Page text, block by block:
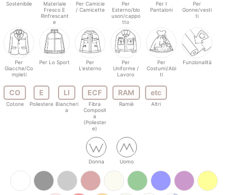
Sostenibile
Materiale
Fresco E
Rinfrescant
e
Per Camicie
/ Camicette
Per
Esterno/blo
uson/cappo
tto
Per I
Pantaloni
Per
Gonne/vesti
ti
Per
Giacche/Co
mpleti
Per Lo Sport
Per
L'esterno
Per
Uniforme /
Lavoro
Per
Costumi/Abi
ti
Funzionalità
CO
Cotone
E
Poliestere
LI
Biancheri
a
ECF
Fibra
Composit
a
(Poliester
e)
RAM
Ramiè
etc
Altri
Donna Uomo